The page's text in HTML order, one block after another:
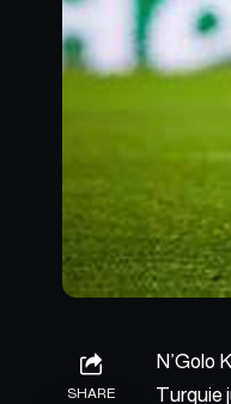
SHARE
N’Golo
Turquie